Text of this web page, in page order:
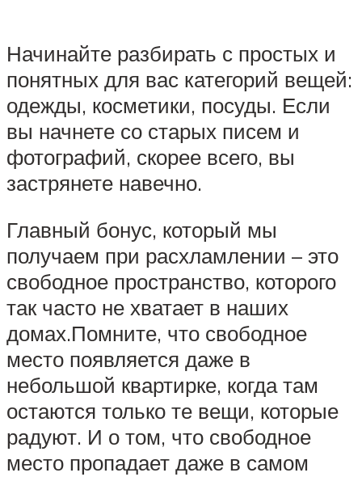
Начинайте разбирать с простых и
понятных для вас категорий вещей:
одежды, косметики, посуды. Если
вы начнете со старых писем и
фотографий, скорее всего, вы
застрянете навечно.
Главный бонус, который мы
получаем при расхламлении – это
свободное пространство, которого
так часто не хватает в наших
домах.Помните, что свободное
место появляется даже в
небольшой квартирке, когда там
остаются только те вещи, которые
радуют. И о том, что свободное
место пропадает даже в самом